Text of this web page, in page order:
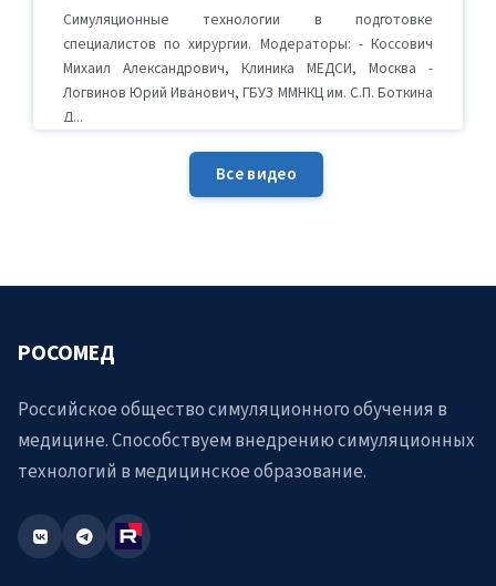
Симуляционные технологии в подготовке
специалистов по хирургии. Модераторы: - Коссович
Михаил Александрович, Клиника МЕДСИ, Москва -
Логвинов Юрий Иванович, ГБУЗ ММНКЦ им. С.П. Боткина
Д...
Все видео
РОСОМЕД
Российское общество симуляционного обучения в
медицине. Способствуем внедрению симуляционных
технологий в медицинское образование.